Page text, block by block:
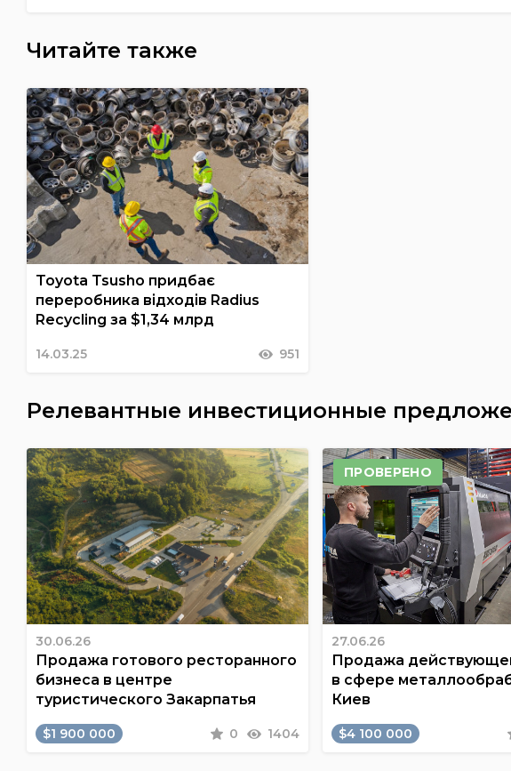
Читайте также
Toyota Tsusho придбає
переробника відходів Radius
Recycling за $1,34 млрд
14.03.25 951
Релевантные инвестиционные
30.06.26
Продажа готового ресторанного
бизнеса в центре
туристического Закарпатья
$1 900 000 0 1404
ПРОВЕРЕНО
27.06.26
Продажа
в сфере
Киев
$4 100 000